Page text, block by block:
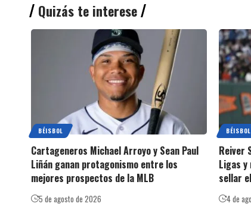
Quizás te interese
BÉISBOL
Cartageneros Michael Arroyo y Sean Paul
Liñán ganan protagonismo entre los
mejores prospectos de la MLB
5 de agosto de 2026
BÉISBOL
Reiver
Ligas y
sellar
4 de